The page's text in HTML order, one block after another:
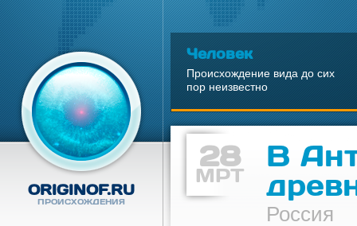
Человек
Происхождение вида до сих
пор неизвестно
ORIGINOF.RU
ПРОИСХОЖДЕНИЯ
28
МРТ
В
Россия